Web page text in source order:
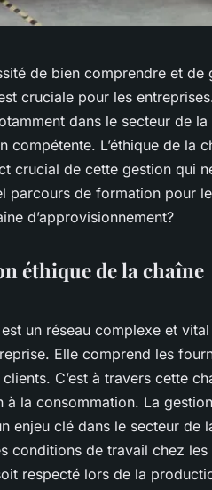
de bien comprendre et de
cruciale pour les
dans le secteur de
L’éthique de la
crucial de cette gestion qui
parcours de formation pour
d’approvisionnement?
éthique de la chaîne
est un réseau complexe et
Elle comprend les
C’est à travers cette
la consommation. La
enjeu clé dans le secteur de
conditions de travail chez
respecté lors de la